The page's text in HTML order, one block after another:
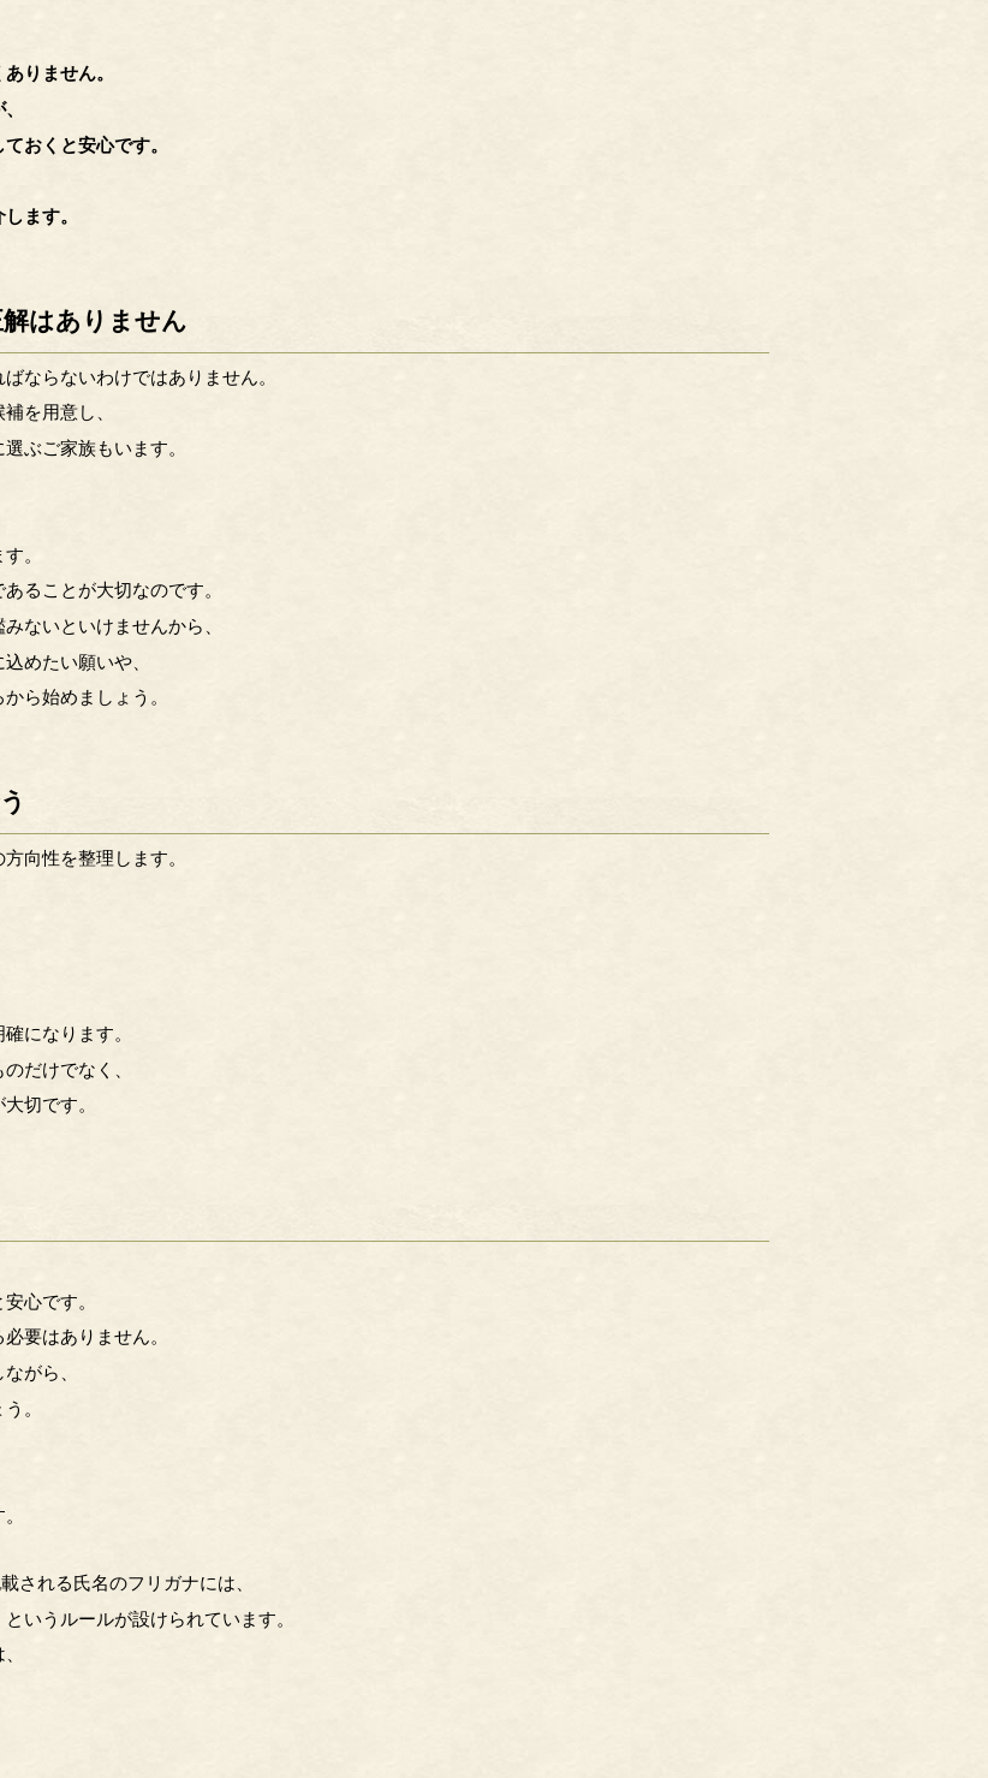
りません。
おくと安心です。
ます。
はありません
ならないわけではありません。
を用意し、
ぶご家族もいます。
。
ることが大切なのです。
ないといけませんから、
めたい願いや、
ら始めましょう。
向性を整理します。
になります。
だけでなく、
切です。
心です。
要はありません。
がら、
。
される氏名のフリガナには、
いうルールが設けられています。